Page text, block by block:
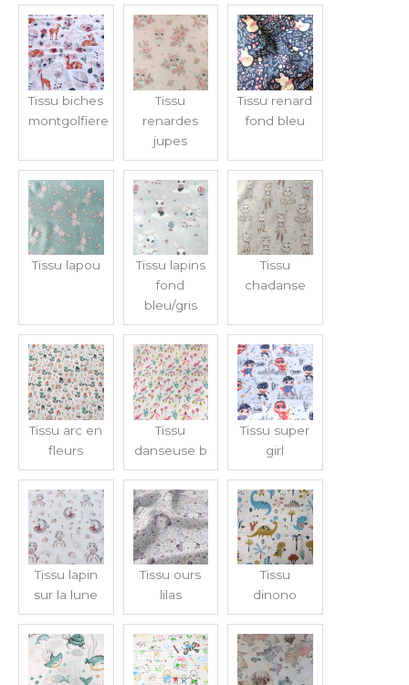
Tissu biches
montgolfiere
Tissu
renardes
jupes
Tissu renard
fond bleu
Tissu lapou
Tissu lapins
fond
bleu/gris
Tissu
chadanse
Tissu arc en
fleurs
Tissu
danseuse b
Tissu super
girl
Tissu lapin
sur la lune
Tissu ours
lilas
Tissu
dinono